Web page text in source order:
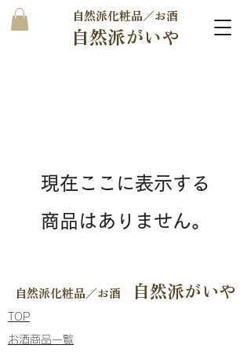
自然派化粧品／お酒
自然派がいや
現在ここに表示する
商品はありません。
自然派化粧品／お酒 自然派がいや
​TOP
​お酒商品一覧